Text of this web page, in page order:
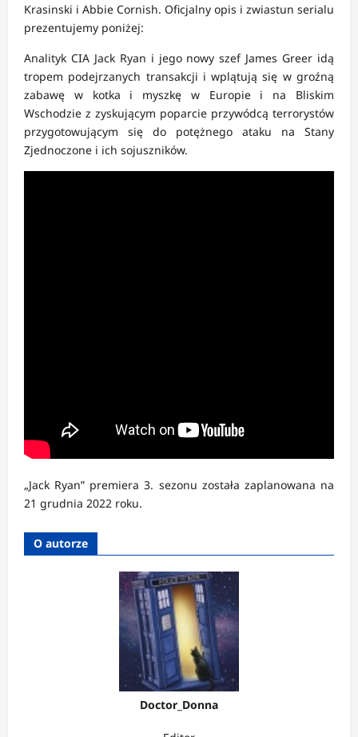
Krasinski i Abbie Cornish. Oficjalny opis i zwiastun serialu
prezentujemy poniżej:
Analityk CIA Jack Ryan i jego nowy szef James Greer idą
tropem podejrzanych transakcji i wplątują się w groźną
zabawę w kotka i myszkę w Europie i na Bliskim
Wschodzie z zyskującym poparcie przywódcą terrorystów
przygotowującym się do potężnego ataku na Stany
Zjednoczone i ich sojuszników.
„Jack Ryan” premiera 3. sezonu została zaplanowana na
21 grudnia 2022 roku.
O autorze
Doctor_Donna